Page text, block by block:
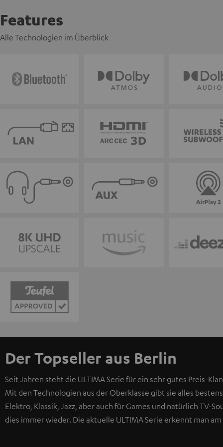
Features
Alle Technologien im Überblick
Der Topseller aus Berlin
Seit Jahren steht die ULTIMA Serie für ein sehr gutes Preis-
Mit den Technologien aus der Oberklasse gibt sie alles
Elektro, Klassik, Jazz, aber auch für Games und natürlich TV-
dies immer wieder. Die aktuelle ULTIMA Serie erkennt man